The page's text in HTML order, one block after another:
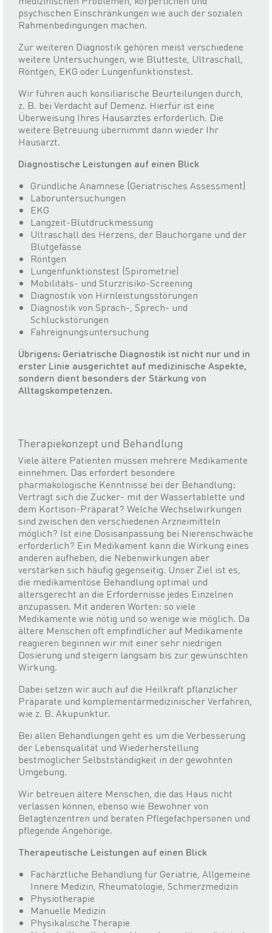
psychischen Einschränkungen wie auch der sozialen
Rahmenbedingungen machen.
Zur weiteren Diagnostik gehören meist verschiedene
weitere Untersuchungen, wie Blutteste, Ultraschall,
Röntgen, EKG oder Lungenfunktionstest.
Wir führen auch konsiliarische Beurteilungen durch,
z. B. bei Verdacht auf Demenz. Hierfür ist eine
Überweisung Ihres Hausarztes erforderlich. Die
weitere Betreuung übernimmt dann wieder Ihr
Hausarzt.
Diagnostische Leistungen auf einen Blick
Gründliche Anamnese (Geriatrisches Assessment)
Laboruntersuchungen
EKG
Langzeit-Blutdruckmessung
Ultraschall des Herzens, der Bauchorgane und der
Blutgefässe
Röntgen
Lungenfunktionstest (Spirometrie)
Mobilitäts- und Sturzrisiko-Screening
Diagnostik von Hirnleistungsstörungen
Diagnostik von Sprach-, Sprech- und
Schluckstörungen
Fahreignungsuntersuchung
Übrigens: Geriatrische Diagnostik ist nicht nur und in
erster Linie ausgerichtet auf medizinische Aspekte,
sondern dient besonders der Stärkung von
Alltagskompetenzen.
Therapiekonzept und Behandlung
Viele ältere Patienten müssen mehrere Medikamente
einnehmen. Das erfordert besondere
pharmakologische Kenntnisse bei der Behandlung:
Verträgt sich die Zucker- mit der Wassertablette und
dem Kortison-Präparat? Welche Wechselwirkungen
sind zwischen den verschiedenen Arzneimitteln
möglich? Ist eine Dosisanpassung bei Nierenschwäche
erforderlich? Ein Medikament kann die Wirkung eines
anderen aufheben, die Nebenwirkungen aber
verstärken sich häufig gegenseitig. Unser Ziel ist es,
die medikamentöse Behandlung optimal und
altersgerecht an die Erfordernisse jedes Einzelnen
anzupassen. Mit anderen Worten: so viele
Medikamente wie nötig und so wenige wie möglich. Da
ältere Menschen oft empfindlicher auf Medikamente
reagieren beginnen wir mit einer sehr niedrigen
Dosierung und steigern langsam bis zur gewünschten
Wirkung.
Dabei setzen wir auch auf die Heilkraft pflanzlicher
Präparate und komplementärmedizinischer Verfahren,
wie z. B. Akupunktur.
Bei allen Behandlungen geht es um die Verbesserung
der Lebensqualität und Wiederherstellung
bestmöglicher Selbstständigkeit in der gewohnten
Umgebung.
Wir betreuen ältere Menschen, die das Haus nicht
verlassen können, ebenso wie Bewohner von
Betagtenzentren und beraten Pflegefachpersonen und
pflegende Angehörige.
Therapeutische Leistungen auf einen Blick
Fachärztliche Behandlung für Geriatrie, Allgemeine
Innere Medizin, Rheumatologie, Schmerzmedizin
Physiotherapie
Manuelle Medizin
Physikalische Therapie